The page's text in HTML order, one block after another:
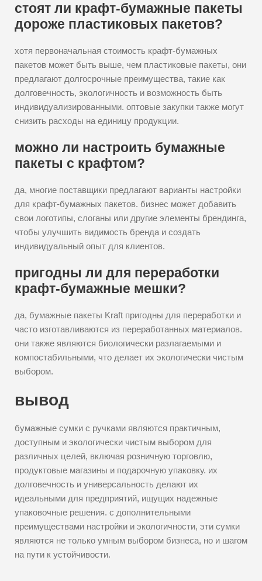
стоят ли крафт-бумажные пакеты
дороже пластиковых пакетов?
хотя первоначальная стоимость крафт-бумажных
пакетов может быть выше, чем пластиковые пакеты, они
предлагают долгосрочные преимущества, такие как
долговечность, экологичность и возможность быть
индивидуализированными. оптовые закупки также могут
снизить расходы на единицу продукции.
можно ли настроить бумажные
пакеты с крафтом?
да, многие поставщики предлагают варианты настройки
для крафт-бумажных пакетов. бизнес может добавить
свои логотипы, слоганы или другие элементы брендинга,
чтобы улучшить видимость бренда и создать
индивидуальный опыт для клиентов.
пригодны ли для переработки
крафт-бумажные мешки?
да, бумажные пакеты Kraft пригодны для переработки и
часто изготавливаются из переработанных материалов.
они также являются биологически разлагаемыми и
компостабильными, что делает их экологически чистым
выбором.
вывод
бумажные сумки с ручками являются практичным,
доступным и экологически чистым выбором для
различных целей, включая розничную торговлю,
продуктовые магазины и подарочную упаковку. их
долговечность и универсальность делают их
идеальными для предприятий, ищущих надежные
упаковочные решения. с дополнительными
преимуществами настройки и экологичности, эти сумки
являются не только умным выбором бизнеса, но и шагом
на пути к устойчивости.